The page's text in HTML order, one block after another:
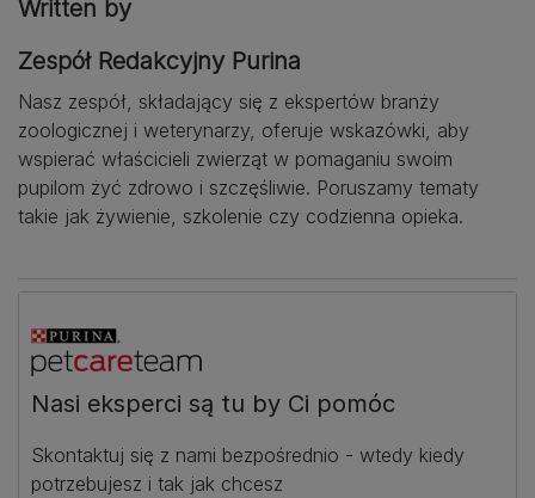
Written by
Zespół Redakcyjny Purina
Nasz zespół, składający się z ekspertów branży
zoologicznej i weterynarzy, oferuje wskazówki, aby
wspierać właścicieli zwierząt w pomaganiu swoim
pupilom żyć zdrowo i szczęśliwie. Poruszamy tematy
takie jak żywienie, szkolenie czy codzienna opieka.
Nasi eksperci są tu by Ci pomóc
Skontaktuj się z nami bezpośrednio - wtedy kiedy
potrzebujesz i tak jak chcesz